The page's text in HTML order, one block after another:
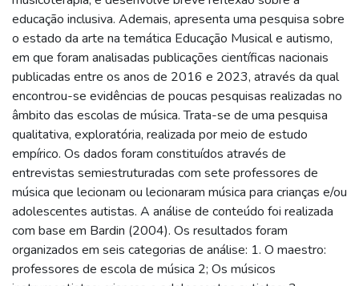
educação inclusiva. Ademais, apresenta uma pesquisa sobre
o estado da arte na temática Educação Musical e autismo,
em que foram analisadas publicações científicas nacionais
publicadas entre os anos de 2016 e 2023, através da qual
encontrou-se evidências de poucas pesquisas realizadas no
âmbito das escolas de música. Trata-se de uma pesquisa
qualitativa, exploratória, realizada por meio de estudo
empírico. Os dados foram constituídos através de
entrevistas semiestruturadas com sete professores de
música que lecionam ou lecionaram música para crianças e/ou
adolescentes autistas. A análise de conteúdo foi realizada
com base em Bardin (2004). Os resultados foram
organizados em seis categorias de análise: 1. O maestro:
professores de escola de música 2; Os músicos